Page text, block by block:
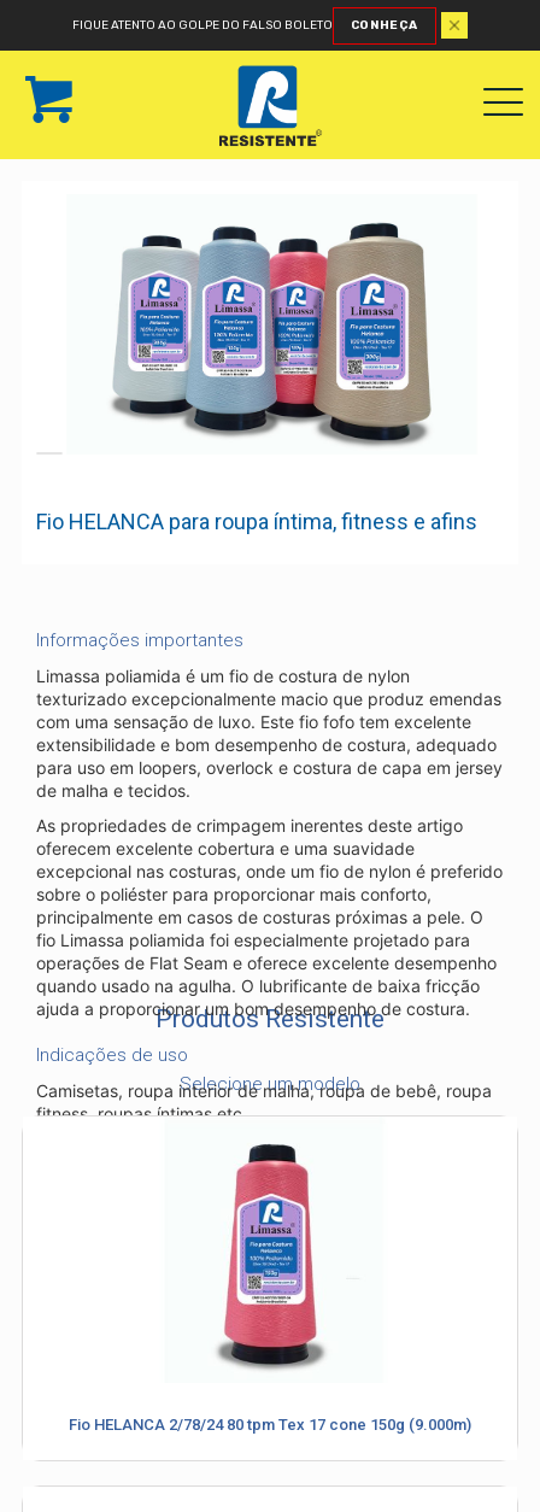
FIQUE ATENTO AO GOLPE DO FALSO BOLETO CONHEÇA
Fio HELANCA para roupa íntima, fitness e afins
Informações importantes
Limassa poliamida é um fio de costura de nylon
texturizado excepcionalmente macio que produz emendas
com uma sensação de luxo. Este fio fofo tem excelente
extensibilidade e bom desempenho de costura, adequado
para uso em loopers, overlock e costura de capa em jersey
de malha e tecidos.
As propriedades de crimpagem inerentes deste artigo
oferecem excelente cobertura e uma suavidade
excepcional nas costuras, onde um fio de nylon é preferido
sobre o poliéster para proporcionar mais conforto,
principalmente em casos de costuras próximas a pele. O
fio Limassa poliamida foi especialmente projetado para
operações de Flat Seam e oferece excelente desempenho
quando usado na agulha. O lubrificante de baixa fricção
ajuda a proporcionar um bom desempenho de costura.
Indicações de uso
Camisetas, roupa interior de malha, roupa de bebê, roupa
fitness, roupas íntimas etc.
Recursos e benefícios
Alto alongamento e resistência, possuindo firmeza na
Baixo encolhimento, garantindo uma costura sem
distorções após a lavagem
Excelente cobertura de costura, garantindo costuras
definidas e confortáveis
Performance excepcional com alto grau de solidez
Produtos Resistente
Selecione um modelo
Fio HELANCA 2/78/24 80 tpm Tex 17 cone 150g (9.000m)